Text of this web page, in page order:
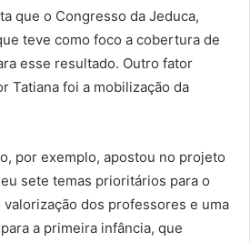
que o Congresso da Jeduca,
teve como foco a cobertura de
esse resultado. Outro fator
Tatiana foi a mobilização da
por exemplo, apostou no projeto
sete temas prioritários para o
dos professores e uma
a primeira infância, que